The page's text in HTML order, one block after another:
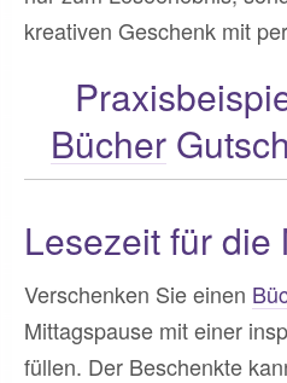
kreativen Geschenk mit
Bücher
Lesezeit für die
Verschenken Sie einen
Mittagspause mit einer
füllen. Der Beschenkte